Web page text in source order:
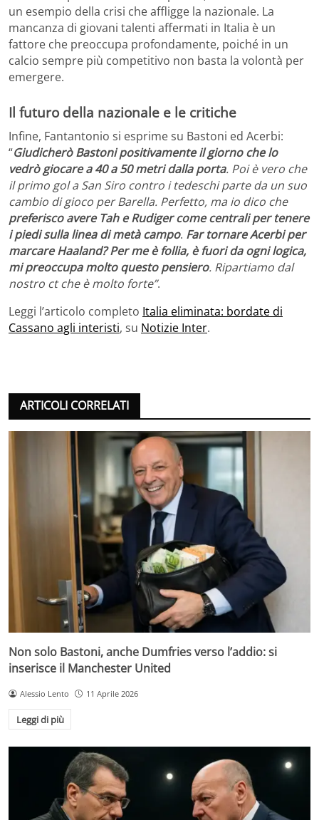
un esempio della crisi che affligge la nazionale. La
mancanza di giovani talenti affermati in Italia è un
fattore che preoccupa profondamente, poiché in un
calcio sempre più competitivo non basta la volontà per
emergere.
Il futuro della nazionale e le critiche
Infine, Fantantonio si esprime su Bastoni ed Acerbi:
“Giudicherò Bastoni positivamente il giorno che lo
vedrò giocare a 40 a 50 metri dalla porta. Poi è vero che
il primo gol a San Siro contro i tedeschi parte da un suo
cambio di gioco per Barella. Perfetto, ma io dico che
preferisco avere Tah e Rudiger come centrali per tenere
i piedi sulla linea di metà campo. Far tornare Acerbi per
marcare Haaland? Per me è follia, è fuori da ogni logica,
mi preoccupa molto questo pensiero. Ripartiamo dal
nostro ct che è molto forte”.
Leggi l’articolo completo Italia eliminata: bordate di
Cassano agli interisti, su Notizie Inter.
ARTICOLI CORRELATI
Non solo Bastoni, anche Dumfries verso l’addio: si
inserisce il Manchester United
Alessio Lento 11 Aprile 2026
Leggi di più